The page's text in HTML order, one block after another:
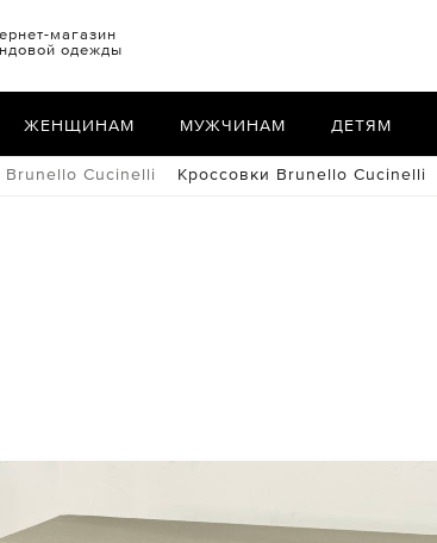
магазин
одежды
ЖЕНЩИНАМ МУЖЧИНАМ ДЕТЯМ
Brunello Cucinelli Кроссовки Brunello Cucinelli